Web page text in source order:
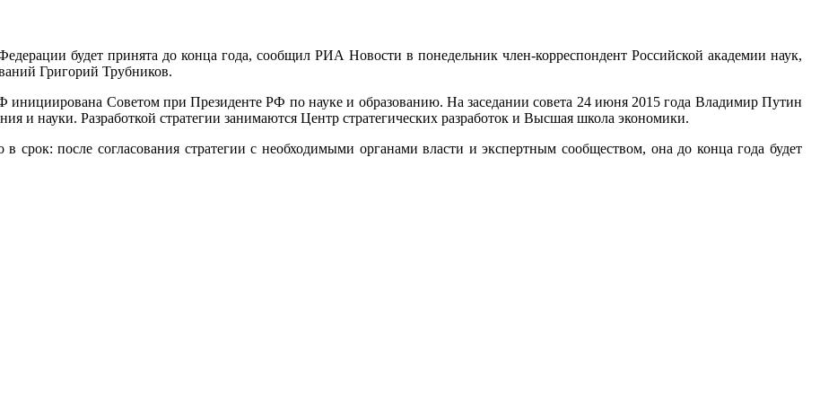
будет принята до конца года, сообщил РИА Новости в понедельник член-корреспондент Российской академии наук,
Григорий Трубников.
инициирована Советом при Президенте РФ по науке и образованию. На заседании совета 24 июня 2015 года Владимир Путин
и науки. Разработкой стратегии занимаются Центр стратегических разработок и Высшая школа экономики.
срок: после согласования стратегии с необходимыми органами власти и экспертным сообществом, она до конца года будет